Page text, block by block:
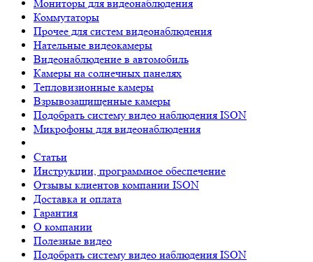
Мониторы для видеонаблюдения
Коммутаторы
Прочее для систем видеонаблюдения
Нательные видеокамеры
Видеонаблюдение в автомобиль
Камеры на солнечных панелях
Тепловизионные камеры
Взрывозащищенные камеры
Подобрать систему видео наблюдения ISON
Микрофоны для видеонаблюдения
Статьи
Инструкции, программное обеспечение
Отзывы клиентов компании ISON
Доставка и оплата
Гарантия
О компании
Полезные видео
Подобрать систему видео наблюдения ISON